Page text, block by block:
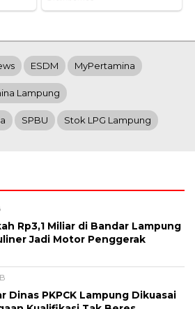
ESDM MyPertamina
Lampung
SPBU Stok LPG Lampung
Rp3,1 Miliar di Bandar Lampung
Jadi Motor Penggerak
Dinas PKPCK Lampung Dikuasai